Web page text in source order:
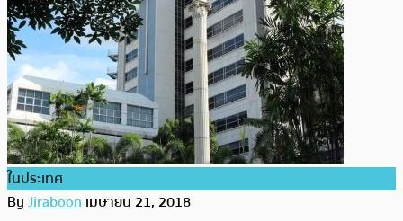
ในประเทศ
ByJiraboonเมษายน 21, 2018